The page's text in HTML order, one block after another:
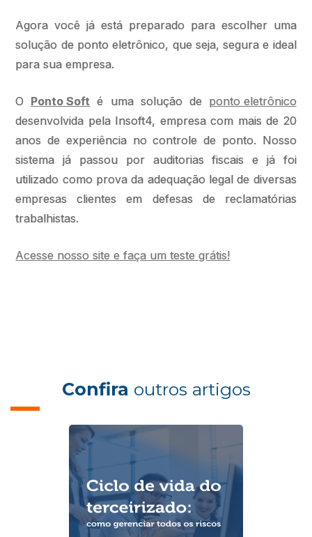
Agora você já está preparado para escolher uma
solução de ponto eletrônico, que seja, segura e ideal
para sua empresa.
O Ponto Soft é uma solução de ponto eletrônico
desenvolvida pela Insoft4, empresa com mais de 20
anos de experiência no controle de ponto. Nosso
sistema já passou por auditorias fiscais e já foi
utilizado como prova da adequação legal de diversas
empresas clientes em defesas de reclamatórias
trabalhistas.
Acesse nosso site e faça um teste grátis!
Confira outros artigos